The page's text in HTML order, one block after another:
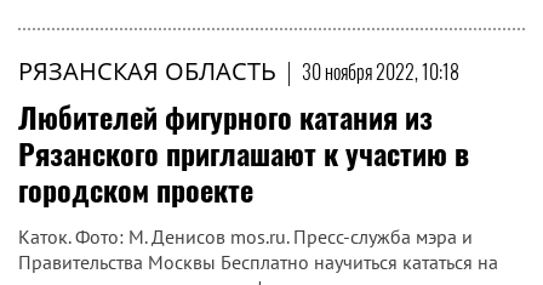
РЯЗАНСКАЯ ОБЛАСТЬ | 30 ноября 2022, 10:18
Любителей фигурного катания из
Рязанского приглашают к участию в
городском проекте
Каток. Фото: М. Денисов mos.ru. Пресс-служба мэра и
Правительства Москвы Бесплатно научиться кататься на